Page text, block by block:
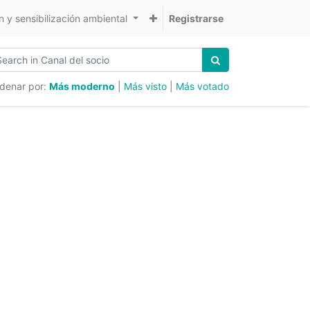
y sensibilización ambiental Registrarse
por: Más moderno Más visto Más votado